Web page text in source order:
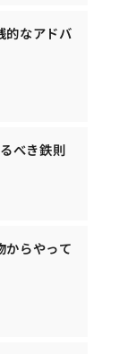
的なアドバ
べき鉄則
からやって